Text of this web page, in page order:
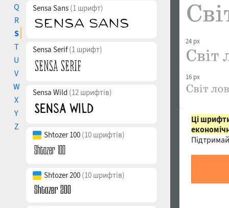
Q
R
S
T
U
V
W
X
Y
Z
Sensa Sans (1 шрифт)
Sensa Serif(1 шрифт)
Sensa Wild (12 шрифтів)
Shtozer 100 (10 шрифтів)
Shtozer 200 (10 шрифтів)
24 px
16 px
Ці